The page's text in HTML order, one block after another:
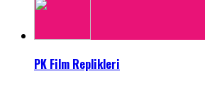
PK Film Replikleri